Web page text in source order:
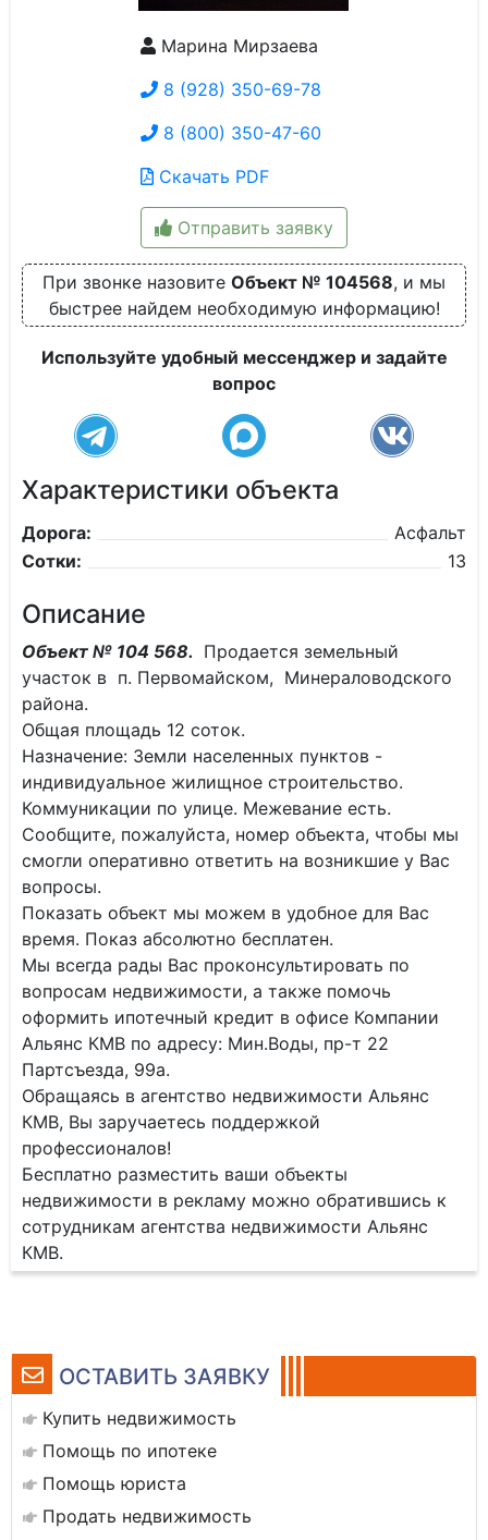
ОСТАВИТЬ ЗАЯВКУ
Купить недвижимость
Помощь по ипотеке
Помощь юриста
Продать недвижимость
Марина Мирзаева
8 (928) 350-69-78
8 (800) 350-47-60
Скачать PDF
Отправить заявку
При звонке назовите Объект № 104568, и мы
быстрее найдем необходимую информацию!
Используйте удобный мессенджер и задайте
вопрос
Характеристики объекта
Дорога:
Асфальт
Сотки:
13
Описание
Объект № 104 568. Продается земельный
участок в п. Первомайском, Минераловодского
района.
Общая площадь 12 соток.
Назначение: Земли населенных пунктов -
индивидуальное жилищное строительство.
Коммуникации по улице. Межевание есть.
Сообщите, пожалуйста, номер объекта, чтобы мы
смогли оперативно ответить на возникшие у Вас
вопросы.
Показать объект мы можем в удобное для Вас
время. Показ абсолютно бесплатен.
Мы всегда рады Вас проконсультировать по
вопросам недвижимости, а также помочь
оформить ипотечный кредит в офисе Компании
Альянс КМВ по адресу: Мин.Воды, пр-т 22
Партсъезда, 99а.
Обращаясь в агентство недвижимости Альянс
КМВ, Вы заручаетесь поддержкой
профессионалов!
Бесплатно разместить ваши объекты
недвижимости в рекламу можно обратившись к
сотрудникам агентства недвижимости Альянс
КМВ.